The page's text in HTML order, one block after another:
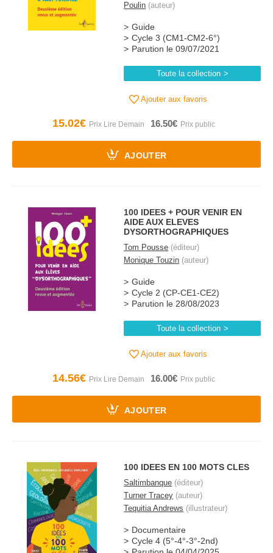
Poulin (auteur)
Guide
Cycle 3 (CM1-CM2-6°)
Parution le 09/07/2021
Toute la collection
Ajouter aux favoris
15.02€ 16.50€
AJOUTER
100 IDEES + POUR VENIR EN
AIDE AUX ELEVES
DYSORTHOGRAPHIQUES
Tom Pousse (éditeur)
Monique Touzin (auteur)
Guide
Cycle 2 (CP-CE1-CE2)
Parution le 28/08/2023
Toute la collection
Ajouter aux favoris
14.56€ 16.00€
AJOUTER
100 IDEES EN 100 MOTS CLES
Saltimbanque (éditeur)
Turner Tracey (auteur)
Tequitia Andrews (illustrateur)
Documentaire
Cycle 4 (5°-4°-3°-2nd)